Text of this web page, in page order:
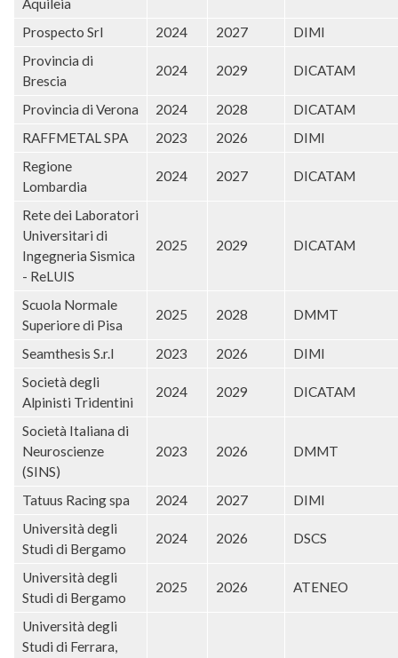
Aquileia
Prospecto Srl
2024 2027
DIMI
Provincia di
Brescia
2024 2029 DICATAM
Provincia di Verona 2024 2028
DICATAM
RAFFMETAL SPA
2023 2026
DIMI
Regione
Lombardia
2024 2027 DICATAM
Rete dei Laboratori
Universitari di
Ingegneria Sismica
- ReLUIS
2025 2029 DICATAM
Scuola Normale
Superiore di Pisa
2025 2028 DMMT
Seamthesis S.r.l 2023 2026
DIMI
Società degli
Alpinisti Tridentini
2024 2029 DICATAM
Società Italiana di
Neuroscienze
(SINS)
2023 2026 DMMT
Tatuus Racing spa 2024 2027
DIMI
Università degli
Studi di Bergamo
2024 2026 DSCS
Università degli
Studi di Bergamo
2025 2026 ATENEO
Università degli
Studi di Ferrara,